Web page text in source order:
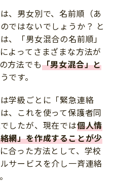
、男女別で、名前順（あ
ではないでしょうか？ と
、「男女混合の名前順」
よってさまざまな方法が
方法でも「男女混合」と
です。
学級ごとに「緊急連絡
、これを使って保護者同
したが、現在では個人情
網」を作成することが少
合った方法として、学校
サービスを介し一斉連絡